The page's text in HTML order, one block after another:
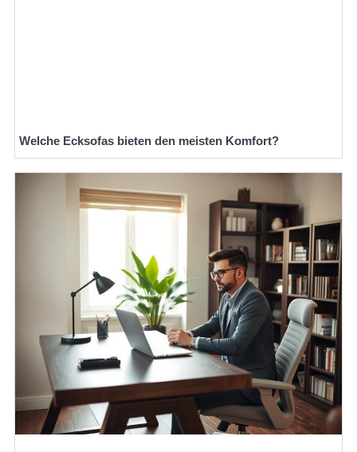
Welche Ecksofas bieten den meisten Komfort?